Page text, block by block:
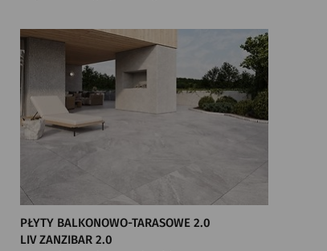
PŁYTY BALKONOWO-TARASOWE 2.0
LIV ZANZIBAR 2.0